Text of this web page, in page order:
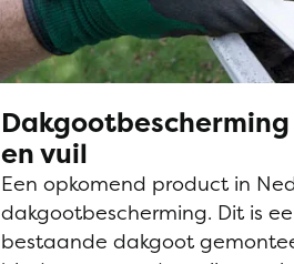
en vuil
Een opkomend product in
dakgootbescherming. Dit is
bestaande dakgoot